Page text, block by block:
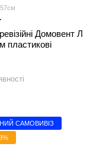
Домовент Л
пластикові
САМОВИВІЗ